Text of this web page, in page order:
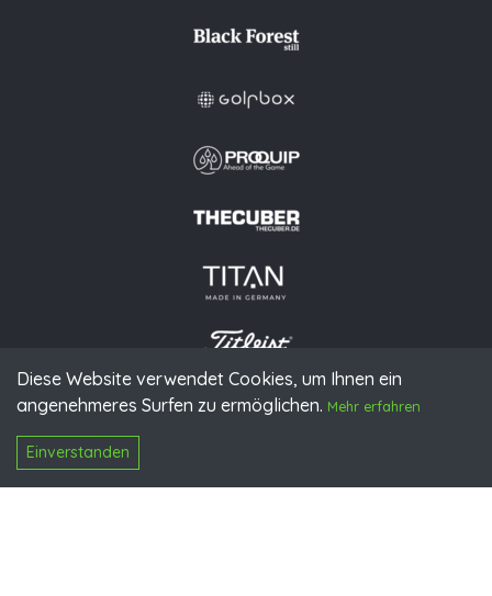
Diese Website verwendet Cookies, um Ihnen ein
angenehmeres Surfen zu ermöglichen. Mehr erfahren
Einverstanden
© 2026 PGAoG